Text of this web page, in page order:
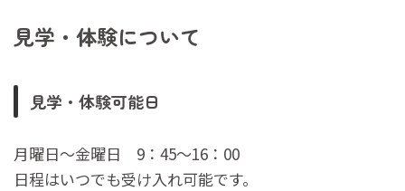
見学・体験について
見学・体験可能日
月曜日～金曜日 9：45～16：00
日程はいつでも受け入れ可能です。